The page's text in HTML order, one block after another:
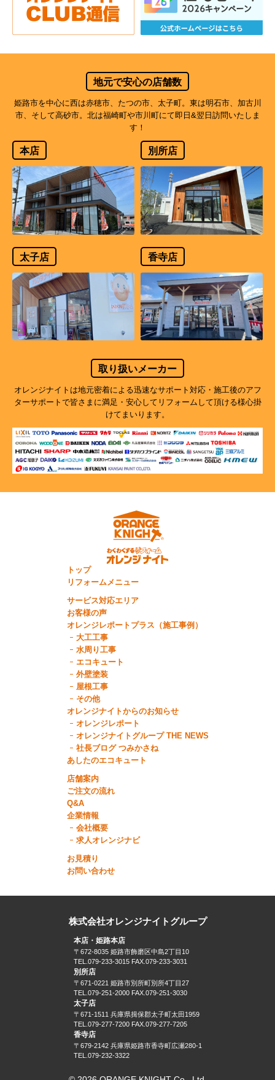
地元で安心の店舗数
姫路市を中心に西は赤穂市、たつの市、太子町。東は明石市、加古川
市、そして高砂市。北は福崎町や市川町にて即日&翌日訪問いたしま
す！
本店 別所店
太子店 香寺店
取り扱いメーカー
オレンジナイトは地元密着による迅速なサポート対応・施工後のアフ
ターサポートで皆さまに満足・安心してリフォームして頂ける様心掛
けてまいります。
トップ
リフォームメニュー
サービス対応エリア
お客様の声
オレンジレポートプラス（施工事例）
大工工事
水周り工事
エコキュート
外壁塗装
屋根工事
その他
オレンジナイトからのお知らせ
オレンジレポート
オレンジナイトグループ THE NEWS
社長ブログ つみかさね
あしたのエコキュート
店舗案内
ご注文の流れ
Q&A
企業情報
会社概要
求人オレンジナビ
お見積り
お問い合わせ
株式会社オレンジナイトグループ
本店・姫路本店
〒672-8035 姫路市飾磨区中島2丁目10
TEL.079-233-3015 FAX.079-233-3031
別所店
〒671-0221 姫路市別所町別所4丁目27
TEL.079-251-2000 FAX.079-251-3030
太子店
〒671-1511 兵庫県揖保郡太子町太田1959
TEL.079-277-7200 FAX.079-277-7205
香寺店
〒679-2142 兵庫県姫路市香寺町広瀬280-1
TEL.079-232-3322